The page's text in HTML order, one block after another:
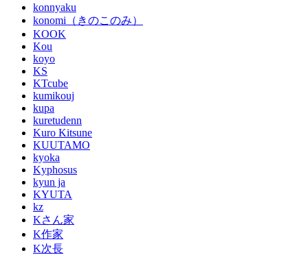
konnyaku
konomi（きのこのみ）
KOOK
Kou
koyo
KS
KTcube
kumikouj
kupa
kuretudenn
Kuro Kitsune
KUUTAMO
kyoka
Kyphosus
kyun ja
KYUTA
kz
Kさん家
K作家
K次長